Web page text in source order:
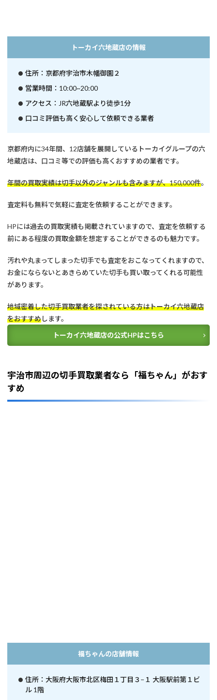
トーカイ六地蔵店の情報
住所：京都府宇治市木幡御園２
営業時間：10:00~20:00
アクセス：JR六地蔵駅より徒歩1分
口コミ評価も高く安心して依頼できる業者
京都府内に34年間、12店舗を展開しているトーカイグループの六
地蔵店は、口コミ等での評価も高くおすすめの業者です。
年間の買取実績は切手以外のジャンルも含みますが、150,000件。
査定料も無料で気軽に査定を依頼することができます。
HPには過去の買取実績も掲載されていますので、査定を依頼する
前にある程度の買取金額を想定することができるのも魅力です。
汚れや丸まってしまった切手でも査定をおこなってくれますので、
お金にならないとあきらめていた切手も買い取ってくれる可能性
があります。
地域密着した切手買取業者を探されている方はトーカイ六地蔵店
をおすすめします。
トーカイ六地蔵店の公式HPはこちら
宇治市周辺の切手買取業者なら「福ちゃん」がおす
すめ
福ちゃんの店舗情報
住所：大阪府大阪市北区梅田１丁目３−１ 大阪駅前第１ビ
ル 1階